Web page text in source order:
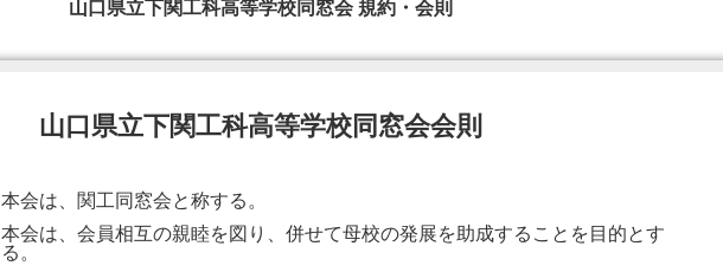
山口県立下関工科高等学校同窓会 規約・会則
山口県立下関工科高等学校同窓会会則
本会は、関工同窓会と称する。
本会は、会員相互の親睦を図り、併せて母校の発展を助成することを目的とす
る。